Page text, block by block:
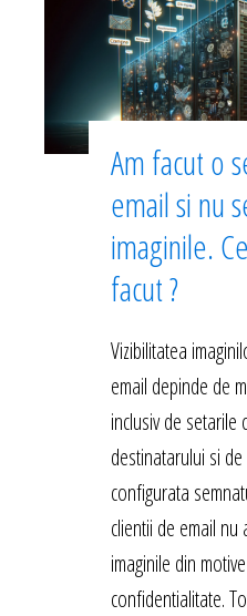
Am facut o
email si nu
imaginile.
facut ?
Vizibilitatea
email depinde de
inclusiv de setarile
destinatarului si
configurata
clientii de email
imaginile din
confidentialitate.